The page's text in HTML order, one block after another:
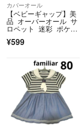
カバーオール
【ベビーギャップ】美
品 オーバーオール サ
ロペット 迷彩 ポケッ
¥599